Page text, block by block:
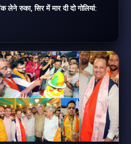
रुका, सिर में मार दी दो गोलियां: